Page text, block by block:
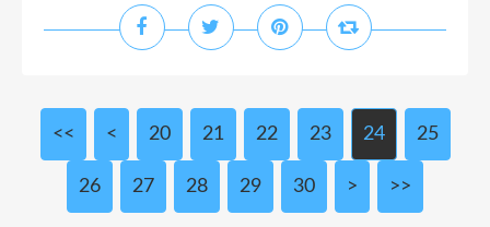
<< < 10
20 21 22 23 24 25
26 27 28 29 30 40
50
> >>